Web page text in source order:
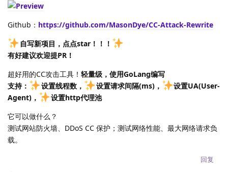
Github： https://github.com/MasonDye/CC-Attack-Rewrite
自写新项目，点点star！！！
有好建议欢迎提PR！
超好用的CC攻击工具！ 轻量级，使用GoLang编写
支持：
设置线程数， 设置请求间隔(ms)，
设置UA(User-
Agent)，
设置http代理池
它可以做什么？
测试网站防火墙、DDoS CC 保护；测试网络性能、最大网络请求负
载。
回复